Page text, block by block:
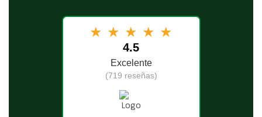
★ ★ ★ ★ ★
4.5
Excelente
(719 reseñas)